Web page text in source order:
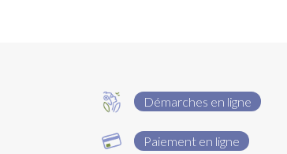
Démarches en ligne
Paiement en ligne